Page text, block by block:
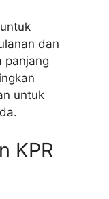
dan
panjang
untuk
KPR